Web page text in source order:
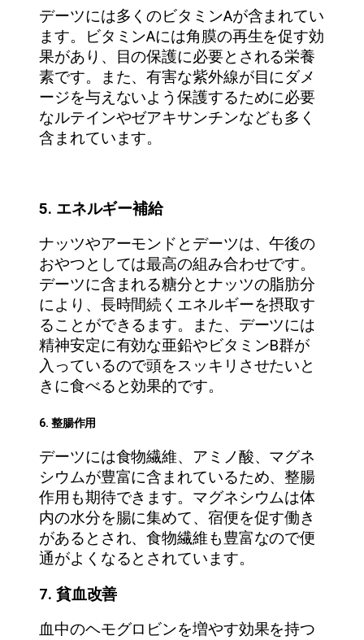
デーツには多くのビタミンAが含まれてい
ます。ビタミンAには角膜の再生を促す効
果があり、目の保護に必要とされる栄養
素です。また、有害な紫外線が目にダメ
ージを与えないよう保護するために必要
なルテインやゼアキサンチンなども多く
含まれています。
5. エネルギー補給
ナッツやアーモンドとデーツは、午後の
おやつとしては最高の組み合わせです。
デーツに含まれる糖分とナッツの脂肪分
により、長時間続くエネルギーを摂取す
ることができるます。また、デーツには
精神安定に有効な亜鉛やビタミンB群が
入っているので頭をスッキリさせたいと
きに食べると効果的です。
6. 整腸作用
デーツには食物繊維、アミノ酸、マグネ
シウムが豊富に含まれているため、整腸
作用も期待できます。マグネシウムは体
内の水分を腸に集めて、宿便を促す働き
があるとされ、食物繊維も豊富なので便
通がよくなるとされています。
7. 貧血改善
血中のヘモグロビンを増やす効果を持つ